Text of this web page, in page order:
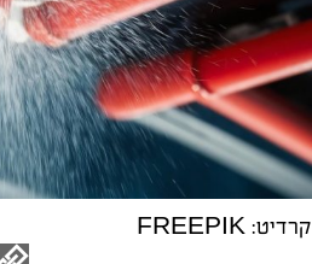
קרדיט: FREEPIK